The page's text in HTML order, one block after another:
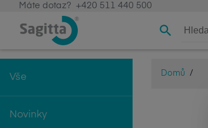
Máte dotaz? +420 511 440 500
Vše
Novinky
Domů /